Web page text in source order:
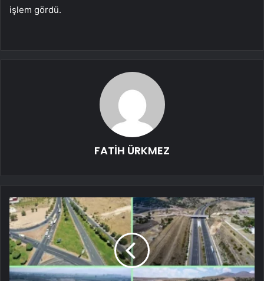
işlem gördü.
FATİH ÜRKMEZ